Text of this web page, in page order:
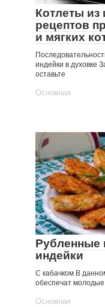
Котлеты из
рецептов
и мягких
индейки в духовке
оставьте
Основная
Рубленные
индейки
С кабачком В
обеспечат
Основная